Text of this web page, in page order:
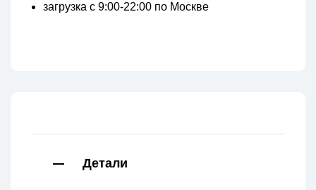
загрузка с 9:00-22:00 по Москве
Детали